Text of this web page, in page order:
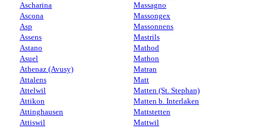
Ascharina
Ascona
Asp
Assens
Astano
Asuel
Athenaz (Avusy)
Attalens
Attelwil
Attikon
Attinghausen
Attiswil
Massagno
Massongex
Massonnens
Mastrils
Mathod
Mathon
Matran
Matt
Matten (St. Stephan)
Matten b. Interlaken
Mattstetten
Mattwil